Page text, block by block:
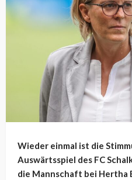
Wieder einmal ist die
Auswärtsspiel des FC
die Mannschaft bei Hertha